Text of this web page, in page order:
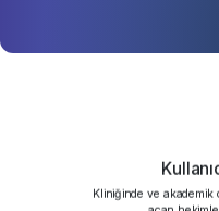
Kliniğinde ve akademik